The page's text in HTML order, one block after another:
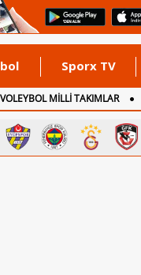
Sporx TV
VOLEYBOL MİLLİ TAKIMLAR